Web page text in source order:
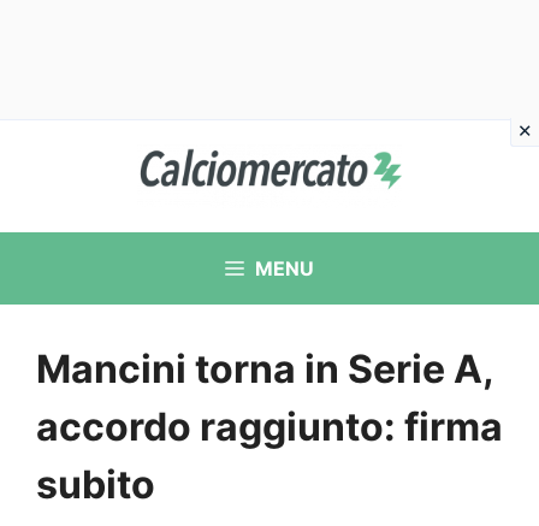
contenuto
MENU
Mancini torna in Serie A,
accordo raggiunto: firma
subito